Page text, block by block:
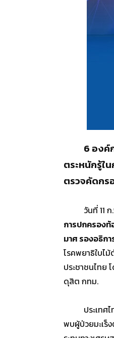
6 องค์
ตระหนักรู้ใ
ตรวจคัดกร
วันที่ 11 ก.
การปกครอง
มาศ รองอธิก
โรคพยาธิใบไ
ประชาชนไทย
ดุสิต กทม.
ประเทศไทย
พบผู้ป่วยมะเร็